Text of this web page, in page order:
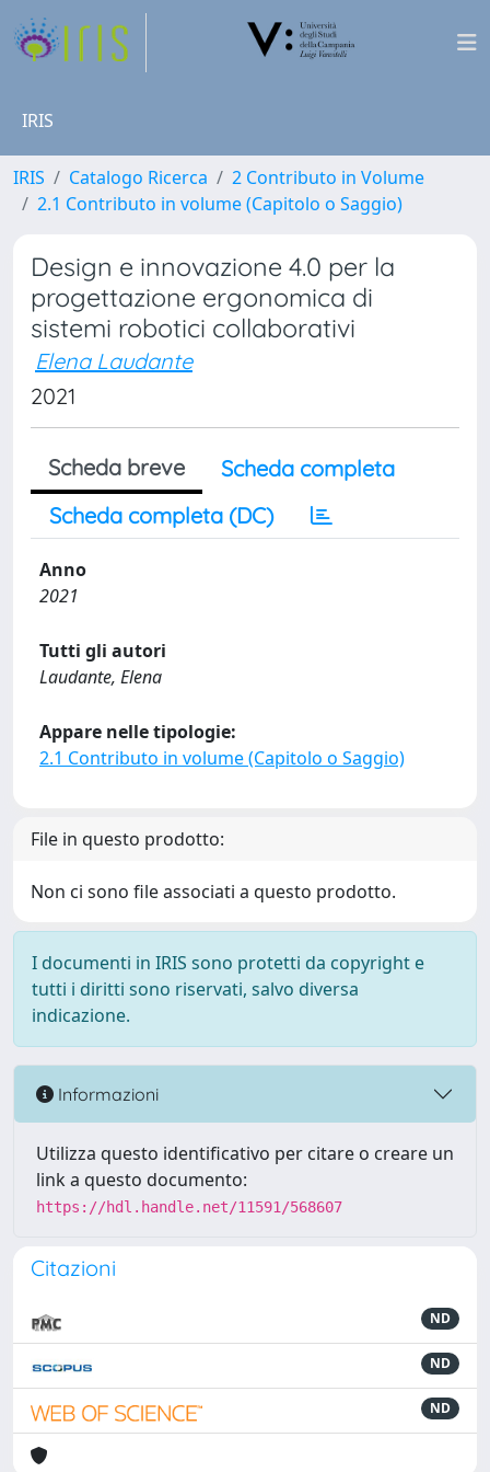
IRIS
IRIS Catalogo Ricerca
2 Contributo in Volume
2.1 Contributo in volume (Capitolo o Saggio)
Design e innovazione 4.0 per la
progettazione ergonomica di
sistemi robotici collaborativi
Elena Laudante
2021
Scheda breve
Scheda completa
Scheda completa (DC)
Anno
2021
Tutti gli autori
Laudante, Elena
Appare nelle tipologie:
2.1 Contributo in volume (Capitolo o Saggio)
File in questo prodotto:
Non ci sono file associati a questo prodotto.
I documenti in IRIS sono protetti da copyright e
tutti i diritti sono riservati, salvo diversa
indicazione.
Informazioni
Utilizza questo identificativo per citare o creare un
link a questo documento:
https://hdl.handle.net/11591/568607
Citazioni
ND
ND
ND